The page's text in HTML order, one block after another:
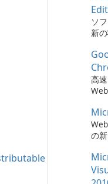
ソ
新
で
簡
た。
高
の